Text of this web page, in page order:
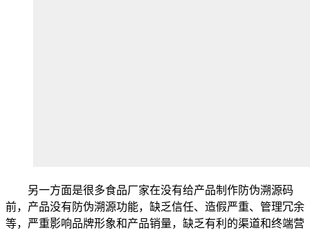
另一方面是很多食品厂家在没有给产品制作防伪溯源码
前，产品没有防伪溯源功能，缺乏信任、造假严重、管理冗余
等，严重影响品牌形象和产品销量，缺乏有利的渠道和终端营